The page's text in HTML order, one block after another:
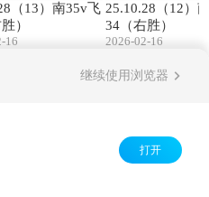
（13）南35v飞
）
16
25.10.28（12）
34（右胜）
2026-02-16
继续使用浏览器
打开